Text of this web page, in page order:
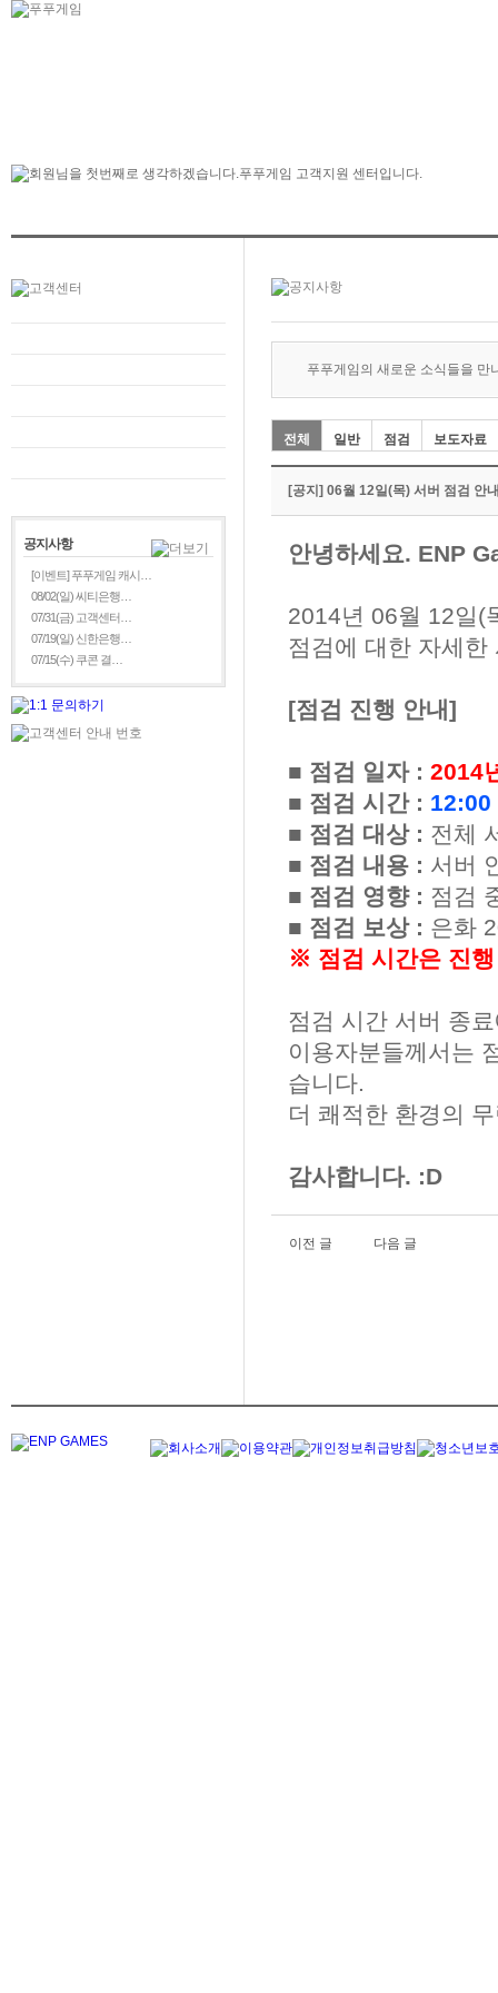
공지사항
[이벤트] 푸푸게임 캐시…
08/02(일) 씨티은행…
07/31(금) 고객센터…
07/19(일) 신한은행…
07/15(수) 쿠콘 결…
푸푸게임의 새로운 소식들을 만
전체 일반 점검 보도자료
[공지] 06월 12일(목) 서버 점검 안
안녕하세요. ENP
2014년 06월 12일(
점검에 대한 자세
[점검 진행 안내]
■ 점검 일자 : 2014
■ 점검 시간 : 12:00
■ 점검 대상 : 전체
■ 점검 내용 : 서버
■ 점검 영향 : 점검
■ 점검 보상 : 은화
※ 점검 시간은 진
점검 시간 서버 종
이용자분들께서는
습니다.
더 쾌적한 환경의
감사합니다. :D
이전 글 다음 글